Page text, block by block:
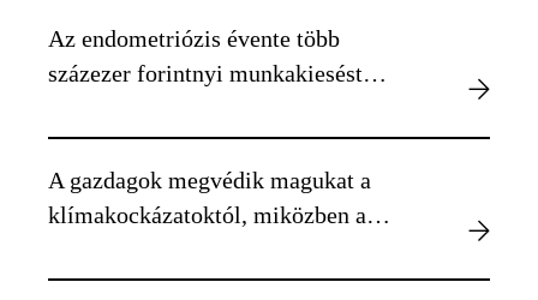
Az endometriózis évente több
százezer forintnyi munkakiesést
A gazdagok megvédik magukat a
klímakockázatoktól, miközben a
válnak